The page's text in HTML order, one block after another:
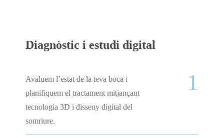
Diagnòstic i estudi digital
Avaluem l’estat de la teva boca i
planifiquem el tractament mitjançant
tecnologia 3D i disseny digital del
somriure.
1